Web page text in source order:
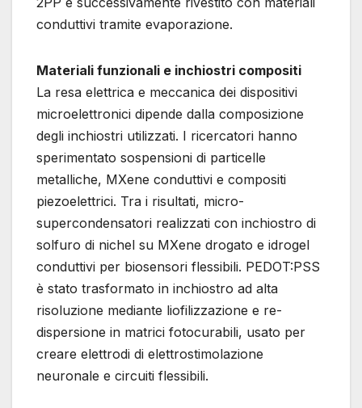
conduttivi tramite evaporazione.
Materiali funzionali e inchiostri compositi
La resa elettrica e meccanica dei dispositivi
microelettronici dipende dalla composizione
degli inchiostri utilizzati. I ricercatori hanno
sperimentato sospensioni di particelle
metalliche, MXene conduttivi e compositi
piezoelettrici. Tra i risultati, micro-
supercondensatori realizzati con inchiostro di
solfuro di nichel su MXene drogato e idrogel
conduttivi per biosensori flessibili. PEDOT:PSS
è stato trasformato in inchiostro ad alta
risoluzione mediante liofilizzazione e re-
dispersione in matrici fotocurabili, usato per
creare elettrodi di elettrostimolazione
neuronale e circuiti flessibili.